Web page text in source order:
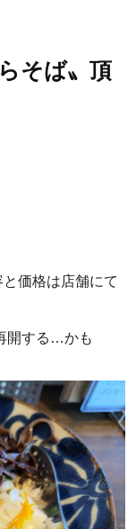
そば〟頂
価格は店舗にて
開する…かも